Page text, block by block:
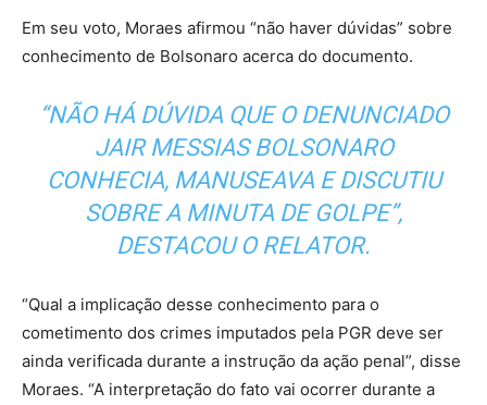
Em seu voto, Moraes afirmou “não haver dúvidas” sobre
conhecimento de Bolsonaro acerca do documento.
“NÃO HÁ DÚVIDA QUE O DENUNCIADO
JAIR MESSIAS BOLSONARO
CONHECIA, MANUSEAVA E DISCUTIU
SOBRE A MINUTA DE GOLPE”,
DESTACOU O RELATOR.
“Qual a implicação desse conhecimento para o
cometimento dos crimes imputados pela PGR deve ser
ainda verificada durante a instrução da ação penal”, disse
Moraes. “A interpretação do fato vai ocorrer durante a